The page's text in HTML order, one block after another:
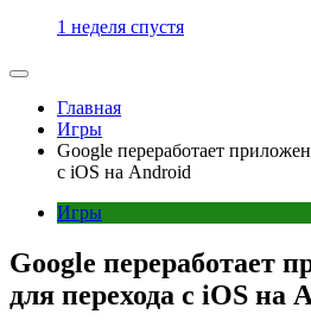
1 неделя спустя
Главная
Игры
Google переработает
с iOS на Android
Игры
Google переработает
для перехода с iOS на